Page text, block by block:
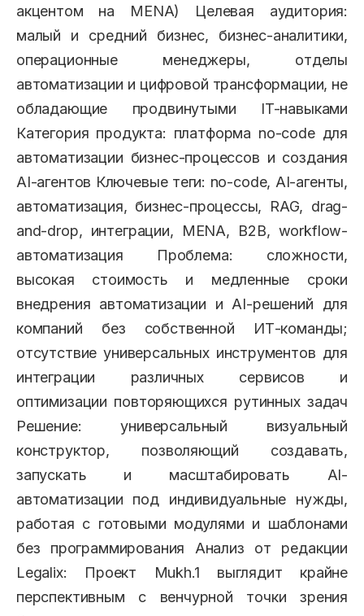
акцентом на MENA) Целевая аудитория:
малый и средний бизнес, бизнес-аналитики,
операционные менеджеры, отделы
автоматизации и цифровой трансформации, не
обладающие продвинутыми IT-навыками
Категория продукта: платформа no-code для
автоматизации бизнес-процессов и создания
AI-агентов Ключевые теги: no-code, AI-агенты,
автоматизация, бизнес-процессы, RAG, drag-
and-drop, интеграции, MENA, B2B, workflow-
автоматизация Проблема: сложности,
высокая стоимость и медленные сроки
внедрения автоматизации и AI-решений для
компаний без собственной ИТ-команды;
отсутствие универсальных инструментов для
интеграции различных сервисов и
оптимизации повторяющихся рутинных задач
Решение: универсальный визуальный
конструктор, позволяющий создавать,
запускать и масштабировать AI-
автоматизации под индивидуальные нужды,
работая с готовыми модулями и шаблонами
без программирования Анализ от редакции
Legalix: Проект Mukh.1 выглядит крайне
перспективным с венчурной точки зрения